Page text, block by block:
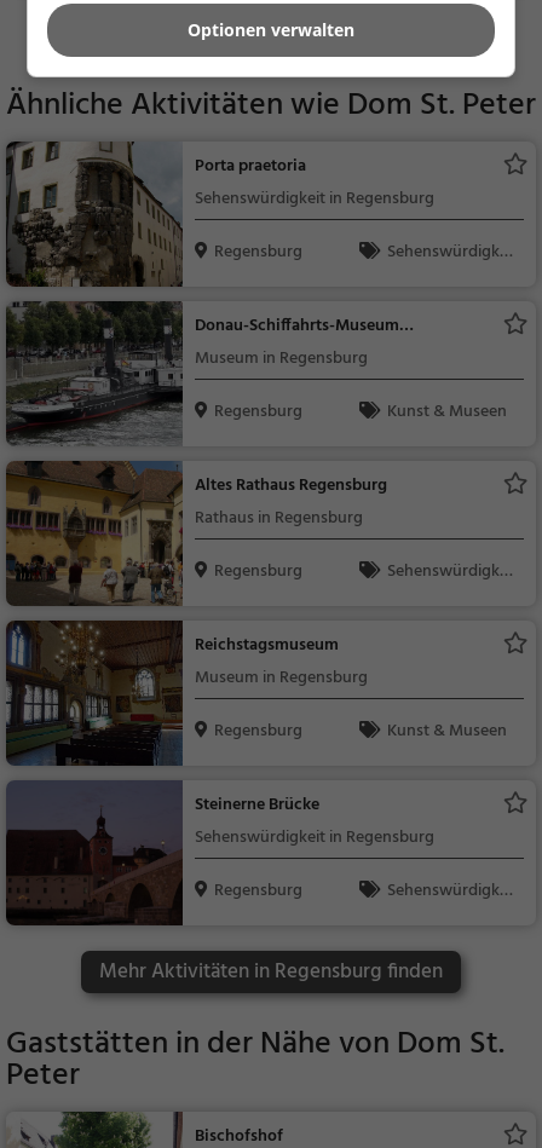
Ähnliche Aktivitäten wie Dom St. Peter
Porta praetoria
Sehenswürdigkeit in Regensburg
Regensburg
Sehenswürdigkei
Donau-Schiffahrts-Museum
Regensburg
Museum in Regensburg
Regensburg
Kunst & Museen
Altes Rathaus Regensburg
Rathaus in Regensburg
Regensburg
Sehenswürdigkei
Reichstagsmuseum
Museum in Regensburg
Regensburg
Kunst & Museen
Steinerne Brücke
Sehenswürdigkeit in Regensburg
Regensburg
Sehenswürdigkei
Mehr Aktivitäten in Regensburg finden
Gaststätten in der Nähe von Dom St.
Peter
Bischofshof
Optionen verwalten